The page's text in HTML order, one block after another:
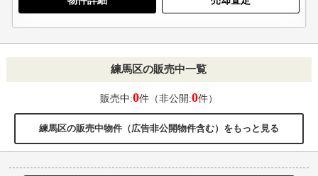
練馬区の販売中一覧
販売中:0件（非公開:0件）
練馬区の販売中物件（広告非公開物件含む）をもっと見る